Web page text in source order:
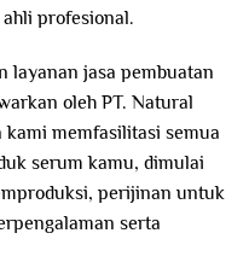
profesional.
layanan jasa pembuatan
oleh PT. Natural
kami memfasilitasi semua
serum kamu, dimulai
perijinan untuk
serta